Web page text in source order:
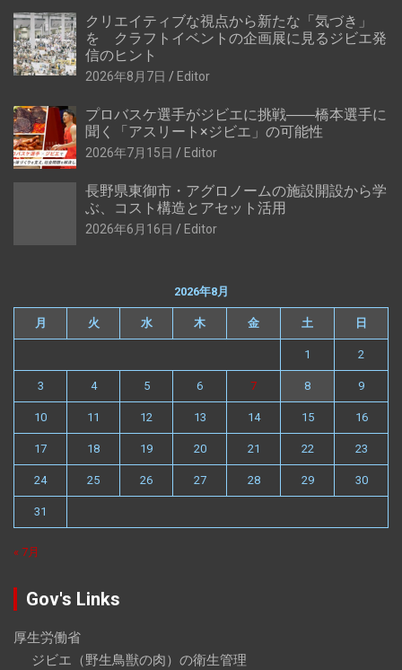
クリエイティブな視点から新たな「気づき」
を クラフトイベントの企画展に見るジビエ発
信のヒント
2026年8月7日 Editor
プロバスケ選手がジビエに挑戦――橋本選手に
聞く「アスリート×ジビエ」の可能性
2026年7月15日 Editor
長野県東御市・アグロノームの施設開設から学
ぶ、コスト構造とアセット活用
2026年6月16日 Editor
2026年8月
月 火 水 木 金 土 日
1 2
3 4 5 6 7 8 9
10 11 12 13 14 15 16
17 18 19 20 21 22 23
24 25 26 27 28 29 30
31
« 7月
Gov's Links
厚生労働省
ジビエ（野生鳥獣の肉）の衛生管理